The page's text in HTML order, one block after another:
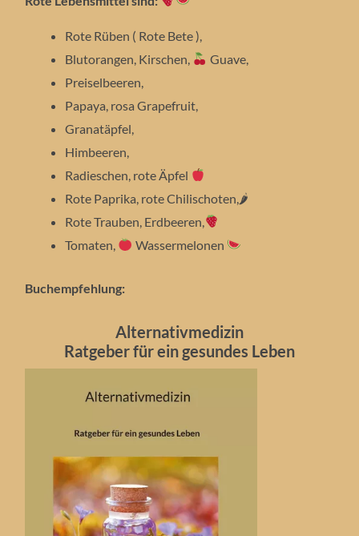
Rote Rüben ( Rote Bete ),
Blutorangen, Kirschen,
Guave,
Preiselbeeren,
Papaya, rosa Grapefruit,
Granatäpfel,
Himbeeren,
Radieschen, rote Äpfel
Rote Paprika, rote Chilischoten,🌶
Rote Trauben, Erdbeeren,
Tomaten,
Wassermelonen
Buchempfehlung:
Alternativmedizin
Ratgeber für ein gesundes Leben